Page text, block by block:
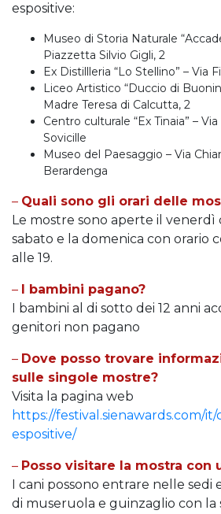
espositive:
Museo di Storia Naturale
Piazzetta Silvio Gigli, 2
Ex Distillleria “Lo Stellino” – Via
Liceo Artistico “Duccio di
Madre Teresa di Calcutta, 2
Centro culturale “Ex Tinaia” –
Sovicille
Museo del Paesaggio – Via
Berardenga
– Quali sono gli orari delle
Le mostre sono aperte il venerdì
sabato e la domenica con orario
alle 19.
– I bambini pagano?
I bambini al di sotto dei 12 anni
genitori non pagano
– Dove posso trovare
sulle singole mostre?
Visita la pagina web
https://festival.sienawards.com/
espositive/
– Posso visitare la mostra con
I cani possono entrare nelle sedi
di museruola e guinzaglio con la